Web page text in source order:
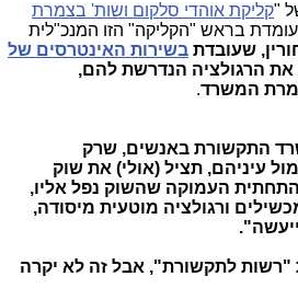
"קליקת אוהדי סלקום ושות' בצמרת
בראש "הקליקה" הזו המנכ"לית
שעובדת בשירות האינטרסים של
את הרגולציה הנדרשת להם,
המשרד.
התקשורת באנשים, שרק
עיניהם, תציל (אולי) את שוק
העמוקה שהשוק נפל אליו,
ורגולציה מוטעית מיסודה,
"רשות לתקשורת", אבל זה לא יקרה